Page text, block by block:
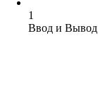
1
Ввод и Вывод